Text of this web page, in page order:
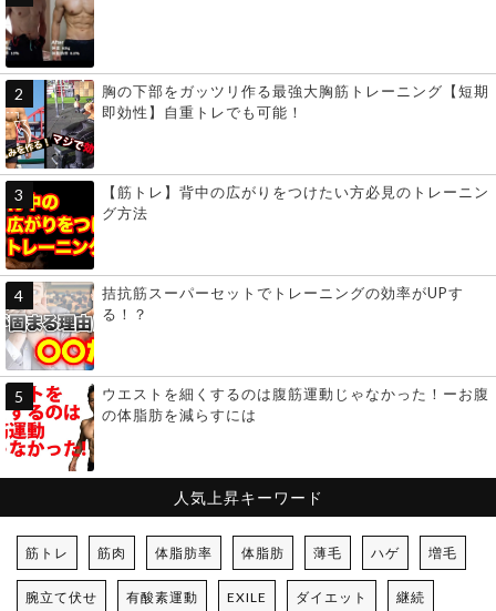
胸の下部をガッツリ作る最強大胸筋トレーニング【短期
即効性】自重トレでも可能！
【筋トレ】背中の広がりをつけたい方必見のトレーニン
グ方法
拮抗筋スーパーセットでトレーニングの効率がUPす
る！？
ウエストを細くするのは腹筋運動じゃなかった！ーお腹
の体脂肪を減らすには
人気上昇キーワード
筋トレ 筋肉 体脂肪率 体脂肪 薄毛 ハゲ 増毛
腕立て伏せ 有酸素運動 EXILE ダイエット 継続